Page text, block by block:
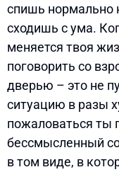
спишь нормально
сходишь с ума.
меняется твоя
поговорить со
дверью – это не
ситуацию в разы
пожаловаться ты
бессмысленный
в том виде, в